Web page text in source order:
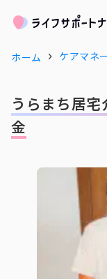
ホーム ケアマネ
うらまち居
金